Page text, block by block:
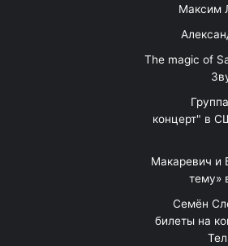
Максим
"The magic of
концерт" в
Макаревич и
тему»
Семён
билеты на